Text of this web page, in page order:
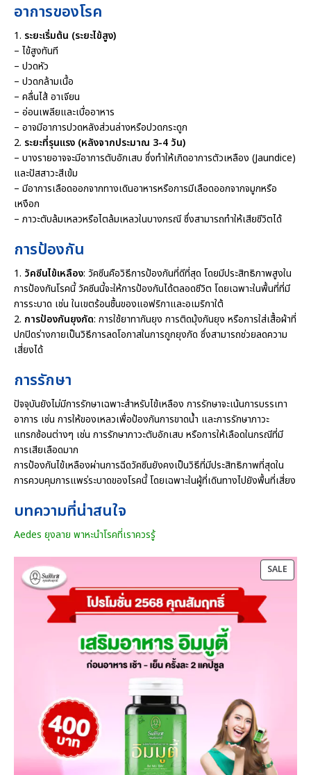
อาการของโรค
1. ระยะเริ่มต้น (ระยะไข้สูง)
– ไข้สูงทันที
– ปวดหัว
– ปวดกล้ามเนื้อ
– คลื่นไส้ อาเจียน
– อ่อนเพลียและเบื่ออาหาร
– อาจมีอาการปวดหลังส่วนล่างหรือปวดกระดูก
2. ระยะที่รุนแรง (หลังจากประมาณ 3-4 วัน)
– บางรายอาจจะมีอาการตับอักเสบ ซึ่งทำให้เกิดอาการตัวเหลือง (Jaundice)
และปัสสาวะสีเข้ม
– มีอาการเลือดออกจากทางเดินอาหารหรือการมีเลือดออกจากจมูกหรือ
เหงือก
– ภาวะตับล้มเหลวหรือไตล้มเหลวในบางกรณี ซึ่งสามารถทำให้เสียชีวิตได้
การป้องกัน
1. วัคซีนไข้เหลือง: วัคซีนคือวิธีการป้องกันที่ดีที่สุด โดยมีประสิทธิภาพสูงใน
การป้องกันโรคนี้ วัคซีนนี้จะให้การป้องกันได้ตลอดชีวิต โดยเฉพาะในพื้นที่ที่มี
การระบาด เช่น ในเขตร้อนชื้นของแอฟริกาและอเมริกาใต้
2. การป้องกันยุงกัด: การใช้ยาทากันยุง การติดมุ้งกันยุง หรือการใส่เสื้อผ้าที่
ปกปิดร่างกายเป็นวิธีการลดโอกาสในการถูกยุงกัด ซึ่งสามารถช่วยลดความ
เสี่ยงได้
การรักษา
ปัจจุบันยังไม่มีการรักษาเฉพาะสำหรับไข้เหลือง การรักษาจะเน้นการบรรเทา
อาการ เช่น การให้ของเหลวเพื่อป้องกันการขาดน้ำ และการรักษาภาวะ
แทรกซ้อนต่างๆ เช่น การรักษาภาวะตับอักเสบ หรือการให้เลือดในกรณีที่มี
การเสียเลือดมาก
การป้องกันไข้เหลืองผ่านการฉีดวัคซีนยังคงเป็นวิธีที่มีประสิทธิภาพที่สุดใน
การควบคุมการแพร่ระบาดของโรคนี้ โดยเฉพาะในผู้ที่เดินทางไปยังพื้นที่เสี่ยง
บทความที่น่าสนใจ
Aedes ยุงลาย พาหะนำโรคที่เราควรรู้
SALEP
R